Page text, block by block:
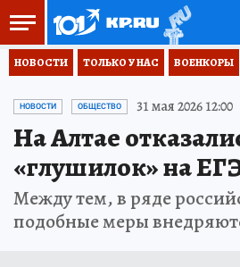
НОВОСТИ ТОЛЬКО У НАС ВОЕНКОРЫ
НОВОСТИ ОБЩЕСТВО 31 мая 2026 12:00
На Алтае
«глушилок» на
Между тем, в ряде
подобные меры